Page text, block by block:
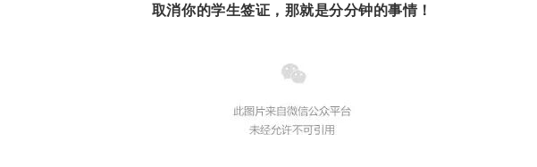
取消你的学生签证，那就是分分钟的事情！